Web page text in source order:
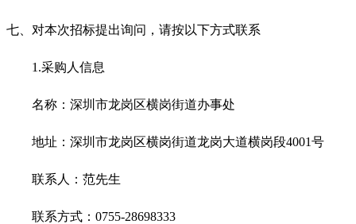
七、对本次招标提出询问，请按以下方式联系
1.采购人信息
名称：深圳市龙岗区横岗街道办事处
地址：深圳市龙岗区横岗街道龙岗大道横岗段4001号
联系人：范先生
联系方式：0755-28698333